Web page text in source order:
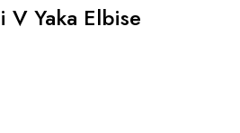
V Yaka Elbise